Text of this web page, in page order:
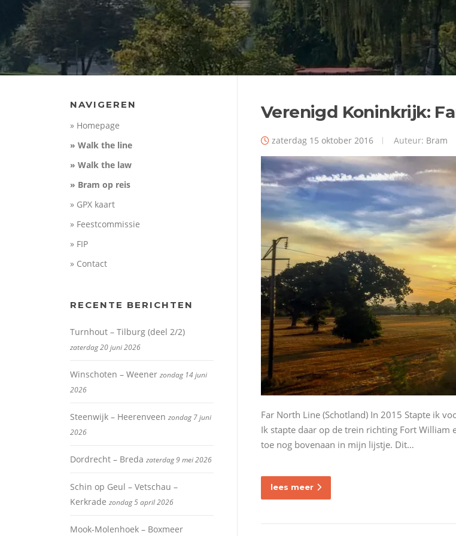
Verenigd Koninkrijk:
zaterdag 15 oktober 2016 Auteur: Bram
Far North Line (Schotland) In 2015 Stapte ik
Ik stapte daar op de trein richting Fort William
toe nog bovenaan in mijn lijstje. Dit…
lees meer
NAVIGEREN
» Homepage
» Walk the line
» Walk the law
» Bram op reis
» GPX kaart
» Feestcommissie
» FIP
» Contact
RECENTE BERICHTEN
Turnhout – Tilburg (deel 2/2)
zaterdag 20 juni 2026
Winschoten – Weener zondag 14 juni
2026
Steenwijk – Heerenveen zondag 7 juni
2026
Dordrecht – Breda zaterdag 9 mei 2026
Schin op Geul – Vetschau –
Kerkrade zondag 5 april 2026
Mook-Molenhoek – Boxmeer